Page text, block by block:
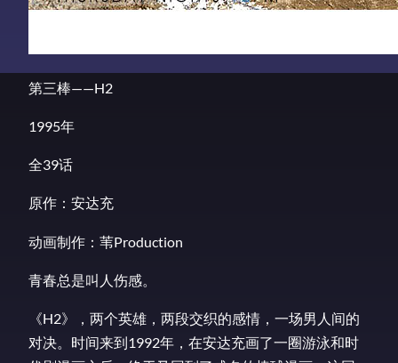
第三棒——H2
1995年
全39话
原作：安达充
动画制作：苇Production
青春总是叫人伤感。
《H2》，两个英雄，两段交织的感情，一场男人间的
对决。时间来到1992年，在安达充画了一圈游泳和时